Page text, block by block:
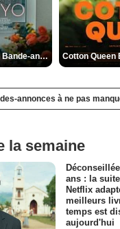
Des Fleurs pour Tokyo Bande-annonce VO STFR
annonces à ne pas
la semaine
ans : la
Netflix
meilleurs
temps est
aujourd'hui